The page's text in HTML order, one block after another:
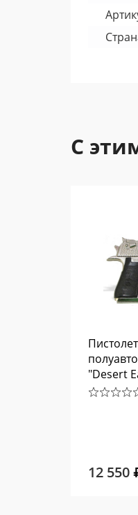
С
"Desert
Израиль
12 550